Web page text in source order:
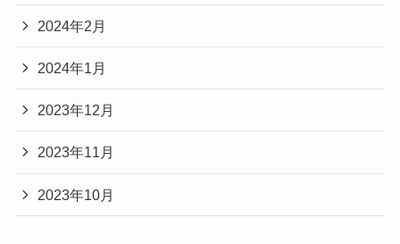
2024年2月
2024年1月
2023年12月
2023年11月
2023年10月